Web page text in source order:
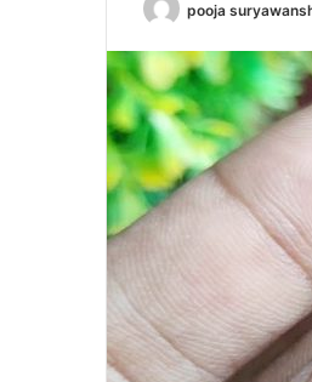
pooja